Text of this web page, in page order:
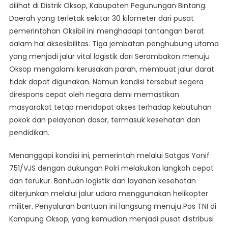
dilihat di Distrik Oksop, Kabupaten Pegunungan Bintang.
Daerah yang terletak sekitar 30 kilometer dari pusat
pemerintahan Oksibil ini menghadapi tantangan berat
dalam hal aksesibilitas. Tiga jembatan penghubung utama
yang menjadi jalur vital logistik dari Serambakon menuju
Oksop mengalami kerusakan parah, membuat jalur darat
tidak dapat digunakan. Namun kondisi tersebut segera
direspons cepat oleh negara demi memastikan
masyarakat tetap mendapat akses terhadap kebutuhan
pokok dan pelayanan dasar, termasuk kesehatan dan
pendidikan.
Menanggapi kondisi ini, pemerintah melalui Satgas Yonif
751/VJS dengan dukungan Polri melakukan langkah cepat
dan terukur. Bantuan logistik dan layanan kesehatan
diterjunkan melalui jalur udara menggunakan helikopter
militer. Penyaluran bantuan ini langsung menuju Pos TNI di
Kampung Oksop, yang kemudian menjadi pusat distribusi